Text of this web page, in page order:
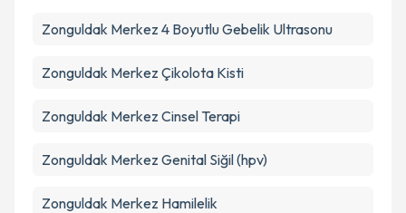
Zonguldak Merkez 4 Boyutlu Gebelik Ultrasonu
Zonguldak Merkez Çikolota Kisti
Zonguldak Merkez Cinsel Terapi
Zonguldak Merkez Genital Siğil (hpv)
Zonguldak Merkez Hamilelik